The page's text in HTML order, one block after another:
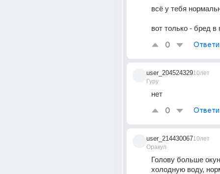
всё у тебя
вот только - бред в
0
user_204524329
Гуру
10лет
нет
0
user_214430067
Оракул
10лет
Голову больше
холодную воду,